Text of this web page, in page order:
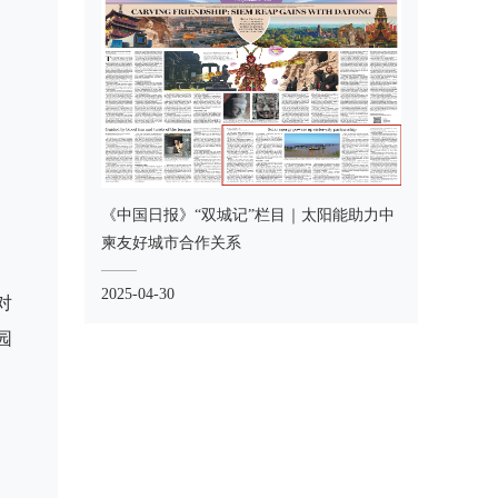
《中国日报》“双城记”栏目｜太阳能助力中
柬友好城市合作关系
2025-04-30